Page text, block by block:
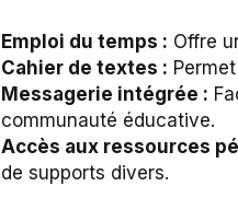
Emploi du temps : Offre
Cahier de textes :
Messagerie intégrée :
communauté éducative.
Accès aux ressources
de supports divers.